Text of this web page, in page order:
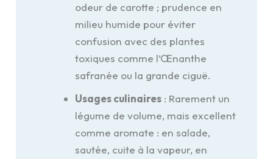
odeur de carotte ; prudence en
milieu humide pour éviter
confusion avec des plantes
toxiques comme l’Œnanthe
safranée ou la grande ciguë.
Usages culinaires: Rarement un
légume de volume, mais excellent
comme aromate : en salade,
sautée, cuite à la vapeur, en